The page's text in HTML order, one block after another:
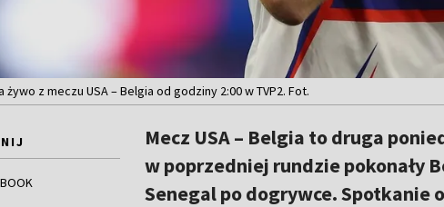
żywo z meczu USA – Belgia od godziny 2:00 w TVP2. Fot.
Mecz USA – Belgia to druga
w poprzedniej rundzie pokonały
Senegal po dogrywce. Spotkanie